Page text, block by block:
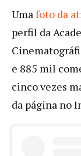
Umafoto da
perfil da
e 885 mil
cinco vezes
da página no